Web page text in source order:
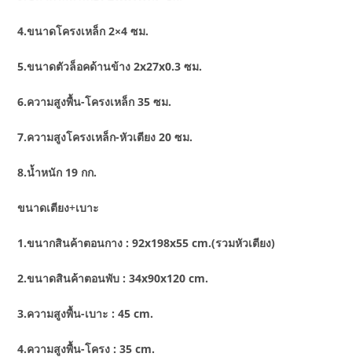
4.ขนาดโครงเหล็ก 2×4 ซม.
5.ขนาดตัวล็อคด้านข้าง 2x27x0.3 ซม.
6.ความสูงพื้น-โครงเหล็ก 35 ซม.
7.ความสูงโครงเหล็ก-หัวเตียง 20 ซม.
8.น้ำหนัก 19 กก.
ขนาดเตียง+เบาะ
1.ขนากสินค้าตอนกาง : 92x198x55 cm.(รวมหัวเตียง)
2.ขนาดสินค้าตอนพับ : 34x90x120 cm.
3.ความสูงพื้น-เบาะ : 45 cm.
4.ความสูงพื้น-โครง : 35 cm.